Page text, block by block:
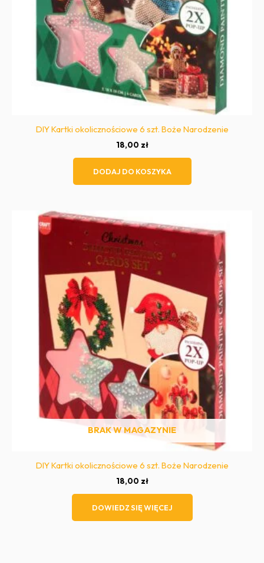
DIY Kartki okolicznościowe 6 szt. Boże Narodzenie
18,00 zł
DODAJ DO KOSZYKA
BRAK W MAGAZYNIE
DIY Kartki okolicznościowe 6 szt. Boże Narodzenie
18,00 zł
DOWIEDZ SIĘ WIĘCEJ